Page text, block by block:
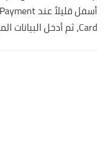
Card، ثم أدخل البيانات الموضحة في الصورة.